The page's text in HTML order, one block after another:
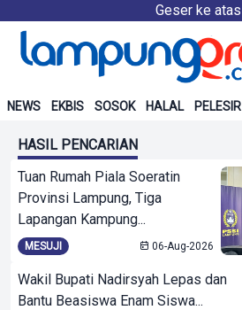
Geser ke atas
NEWS EKBIS SOSOK HALAL PELESIR
HASIL PENCARIAN
Tuan Rumah Piala Soeratin
Provinsi Lampung, Tiga
Lapangan Kampung...
MESUJI 06-Aug-2026
Wakil Bupati Nadirsyah Lepas dan
Bantu Beasiswa Enam Siswa...